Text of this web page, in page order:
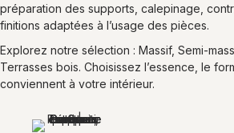
préparation des supports, calepinage,
finitions adaptées à l’usage des pièces.
Explorez notre sélection : Massif, Semi-
Terrasses bois. Choisissez l’essence, le
conviennent à votre intérieur.